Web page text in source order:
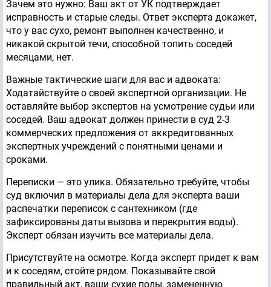
Зачем это нужно: Ваш акт от УК подтверждает
исправность и старые следы. Ответ эксперта докажет,
что у вас сухо, ремонт выполнен качественно, и
никакой скрытой течи, способной топить соседей
месяцами, нет.
Важные тактические шаги для вас и адвоката:
Ходатайствуйте о своей экспертной организации. Не
оставляйте выбор экспертов на усмотрение судьи или
соседей. Ваш адвокат должен принести в суд 2-3
коммерческих предложения от аккредитованных
экспертных учреждений с понятными ценами и
сроками.
Переписки — это улика. Обязательно требуйте, чтобы
суд включил в материалы дела для эксперта ваши
распечатки переписок с сантехником (где
зафиксированы даты вызова и перекрытия воды).
Эксперт обязан изучить все материалы дела.
Присутствуйте на осмотре. Когда эксперт придет к вам
и к соседям, стойте рядом. Показывайте свой
правильный акт, ваши сухие полы, замененную